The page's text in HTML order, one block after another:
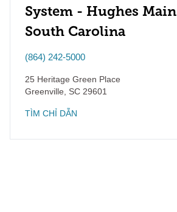
System - Hughes
South Carolina
(864) 242-5000
25 Heritage Green Place
Greenville
SC 29601
TÌM CHỈ DẪN